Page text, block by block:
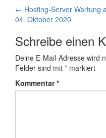
Artikel-
Navigation
← Hosting-Server Wartung
04. Oktober 2020
Schreibe einen
Deine E-Mail-Adresse wird
Felder sind mit * markiert
Kommentar*